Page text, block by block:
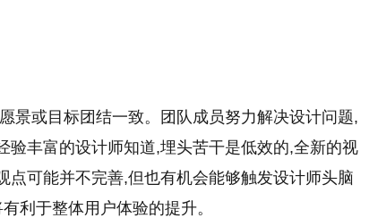
景或目标团结一致。团队成员努力解决设计问题,
验丰富的设计师知道,埋头苦干是低效的,全新的视
可能并不完善,但也有机会能够触发设计师头脑
利于整体用户体验的提升。